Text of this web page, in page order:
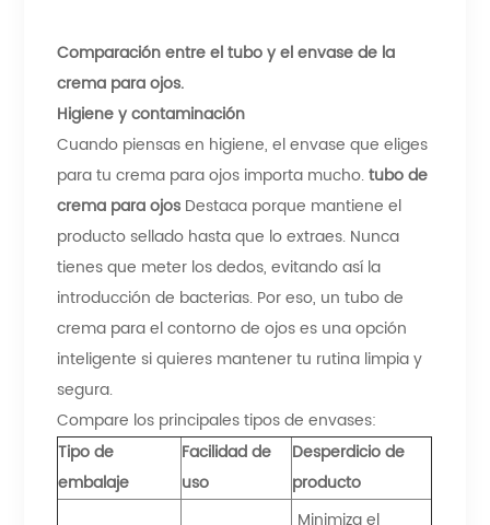
Comparación entre el tubo y el envase de la
crema para ojos.
Higiene y contaminación
Cuando piensas en higiene, el envase que eliges
para tu crema para ojos importa mucho.tubo de
crema para ojos Destaca porque mantiene el
producto sellado hasta que lo extraes. Nunca
tienes que meter los dedos, evitando así la
introducción de bacterias. Por eso, un tubo de
crema para el contorno de ojos es una opción
inteligente si quieres mantener tu rutina limpia y
segura.
Compare los principales tipos de envases:
Tipo de
embalaje
Facilidad de
uso
Desperdicio de
producto